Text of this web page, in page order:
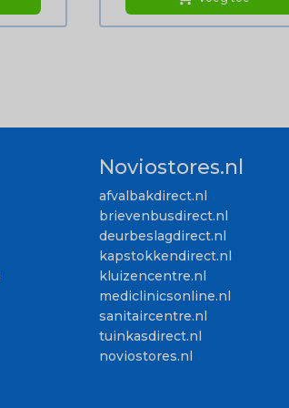
Noviostores.nl
afvalbakdirect.nl
brievenbusdirect.nl
deurbeslagdirect.nl
kapstokkendirect.nl
kluizencentre.nl
mediclinicsonline.nl
sanitaircentre.nl
tuinkasdirect.nl
noviostores.nl